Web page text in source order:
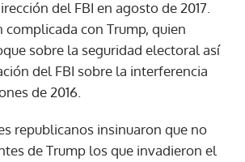
del FBI en agosto de 2017.
complicada con Trump, quien
sobre la seguridad electoral así
del FBI sobre la interferencia
de 2016.
republicanos insinuaron que no
de Trump los que invadieron el